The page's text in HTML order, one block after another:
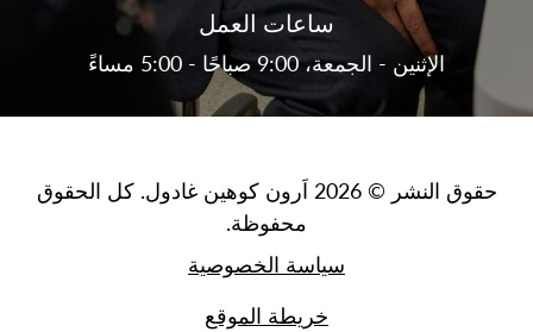
ساعات العمل
الإثنين - الجمعة، 9:00 صباحًا - 5:00 مساءً
حقوق النشر © 2026 اَرون كوهين غادول. كل الحقوق
محفوظة.
سياسة الخصوصية
خريطة الموقع